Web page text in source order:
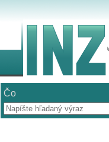
Čo